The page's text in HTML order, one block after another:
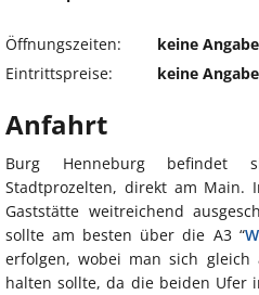
Öffnungszeiten:
keine
Eintrittspreise:
keine
Anfahrt
Burg Henneburg befindet
Stadtprozelten, direkt am Main.
Gaststätte weitreichend
sollte am besten über die A3 “
erfolgen, wobei man sich
halten sollte, da die beiden